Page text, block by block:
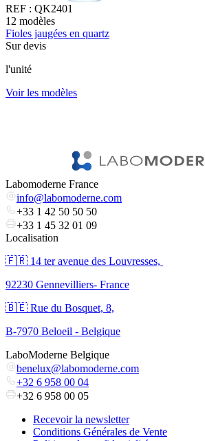
REF : QK2401
12 modèles
Fioles jaugées en quartz
Sur devis
l'unité
Voir les modèles
Labomoderne France
info@labomoderne.com
+33 1 42 50 50 50
+33 1 45 32 01 09
Localisation
🇫🇷 ​14 ter avenue des Louvresses,
92230 Gennevilliers- France
🇧🇪 Rue du Bosquet, 8,
B-7970 Beloeil - Belgique
LaboModerne Belgique
benelux@labomoderne.com
+32 6 958 00 04
+32 6 958 00 05
Recevoir la newsletter
Conditions Générales de Vente